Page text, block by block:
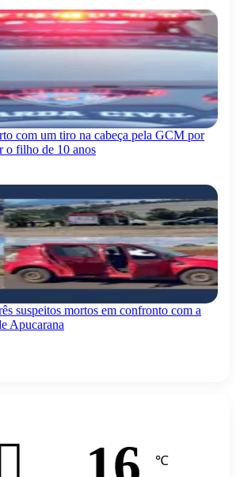
com um tiro na cabeça pela GCM por
o filho de 10 anos
suspeitos mortos em confronto com a
Apucarana
℃